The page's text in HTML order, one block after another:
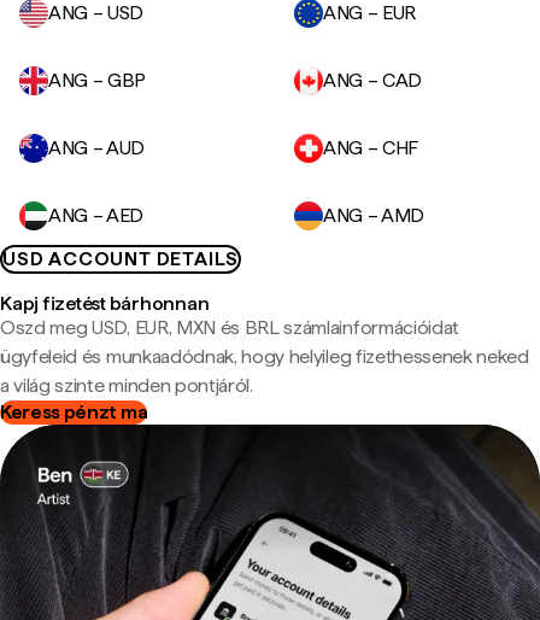
ANG – USD
ANG – EUR
ANG – GBP ANG – CAD
ANG – AUD ANG – CHF
ANG – AED
ANG – AMD
USD ACCOUNT DETAILS
Kapj fizetést bárhonnan
Oszd meg USD, EUR, MXN és BRL számlainformációidat
ügyfeleid és munkaadódnak, hogy helyileg fizethessenek neked
a világ szinte minden pontjáról.
Keress pénzt ma